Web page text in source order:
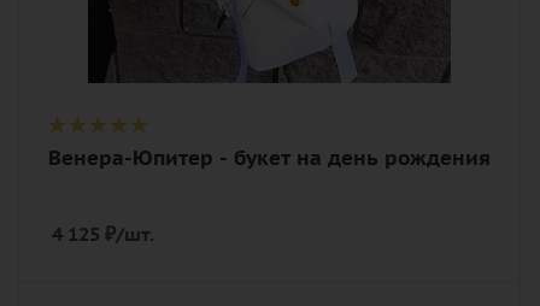
Венера-Юпитер - букет на день рождения
4 125 ₽/шт.